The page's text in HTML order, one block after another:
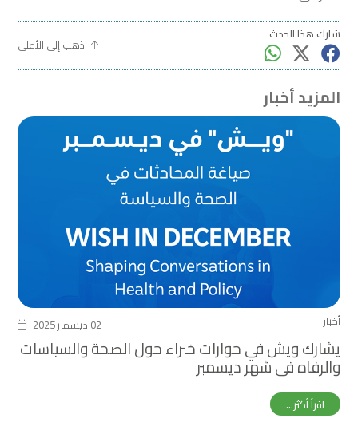
شارك هذا الحدث
اذهب إلى الأعلى
المزيد أخبار
أخبار 02 ديسمبر 2025
يشارك ويش في حوارات خبراء حول الصحة والسياسات
والرفاه في شهر ديسمبر
اقرأ أكثر...